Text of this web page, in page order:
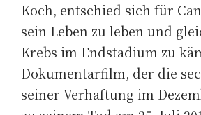
Koch, entschied sich für
sein Leben zu leben und
Krebs im Endstadium zu
Dokumentarfilm, der die
seiner Verhaftung im